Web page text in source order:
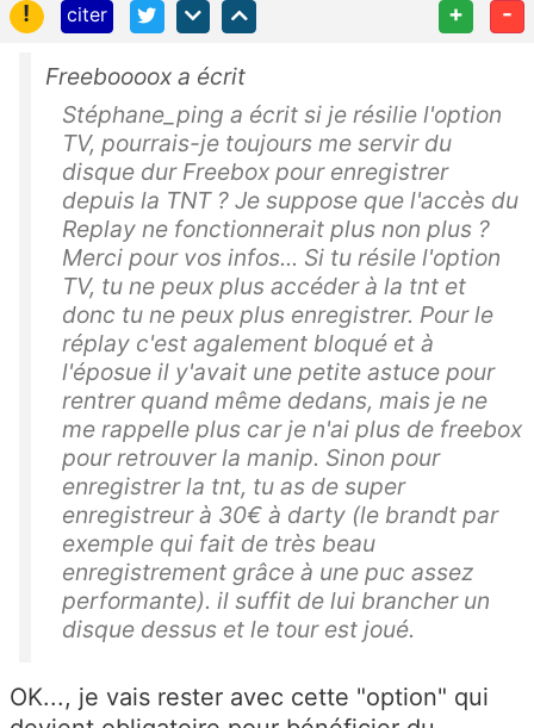
!
citer + -
Freeboooox a écrit
Stéphane_ping a écrit si je résilie l'option
TV, pourrais-je toujours me servir du
disque dur Freebox pour enregistrer
depuis la TNT ? Je suppose que l'accès du
Replay ne fonctionnerait plus non plus ?
Merci pour vos infos... Si tu résile l'option
TV, tu ne peux plus accéder à la tnt et
donc tu ne peux plus enregistrer. Pour le
réplay c'est agalement bloqué et à
l'éposue il y'avait une petite astuce pour
rentrer quand même dedans, mais je ne
me rappelle plus car je n'ai plus de freebox
pour retrouver la manip. Sinon pour
enregistrer la tnt, tu as de super
enregistreur à 30€ à darty (le brandt par
exemple qui fait de très beau
enregistrement grâce à une puc assez
performante). il suffit de lui brancher un
disque dessus et le tour est joué.
OK..., je vais rester avec cette "option" qui